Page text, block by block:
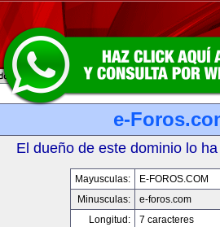
e-
El dueño de este dominio lo
Mayusculas:
E-FOROS.COM
Minusculas:
e-foros.com
Longitud:
7 caracteres